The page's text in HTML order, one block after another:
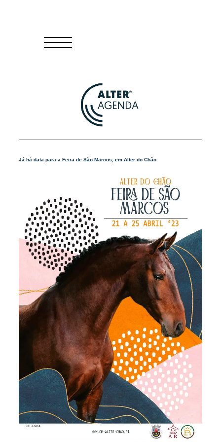
Já há data para a Feira de São Marcos, em Alter do Chão